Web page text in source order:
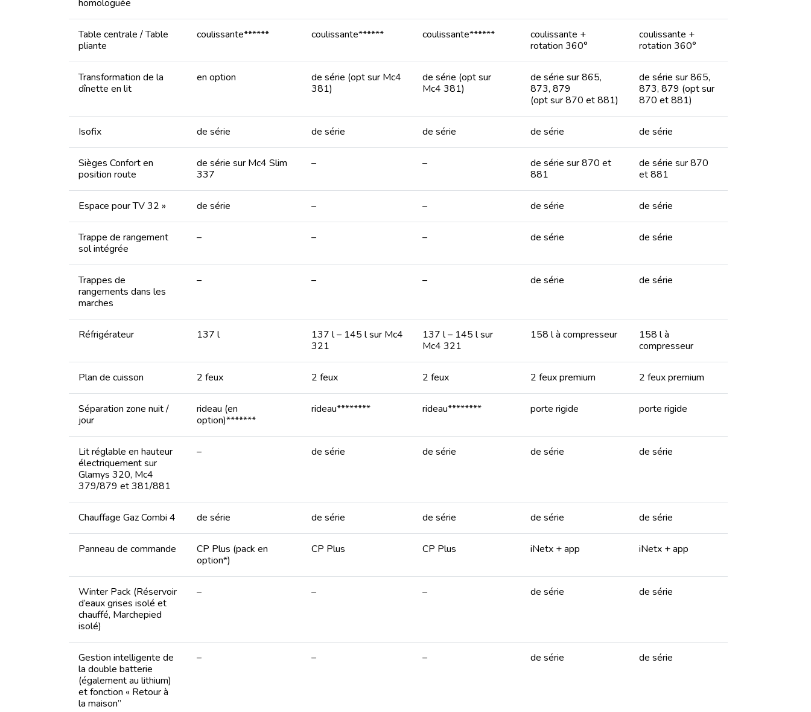
homologuée
Table centrale / Table
pliante
coulissante****** coulissante****** coulissante******
coulissante +
rotation 360°
coulissante +
rotation 360°
Transformation de la
dînette en lit
en option
de série (opt sur Mc4
381)
de série (opt sur
Mc4 381)
de série sur 865,
873, 879
(opt sur 870 et 881)
de série sur 865,
873, 879 (opt sur
870 et 881)
Isofix de série de série de série de série de série
Sièges Confort en
position route
de série sur Mc4 Slim
337
– –
de série sur 870 et
881
de série sur 870
et 881
Espace pour TV 32 » de série – – de série de série
Trappe de rangement
sol intégrée
– – – de série de série
Trappes de
rangements dans les
marches
– – – de série de série
Réfrigérateur 137 l
137 l – 145 l sur Mc4
321
137 l – 145 l sur
Mc4 321
158 l à compresseur
158 l à
compresseur
Plan de cuisson 2 feux 2 feux 2 feux 2 feux premium 2 feux premium
Séparation zone nuit /
jour
rideau (en
option)*******
rideau******** rideau******** porte rigide porte rigide
Lit réglable en hauteur
électriquement sur
Glamys 320, Mc4
379/879 et 381/881
– de série de série de série de série
Chauffage Gaz Combi 4 de série de série de série de série de série
Panneau de commande
CP Plus (pack en
option*)
CP Plus CP Plus iNetx + app iNetx + app
Winter Pack (Réservoir
d’eaux grises isolé et
chauffé, Marchepied
isolé)
– – – de série de série
Gestion intelligente de
la double batterie
(également au lithium)
et fonction « Retour à
la maison”
– – – de série de série